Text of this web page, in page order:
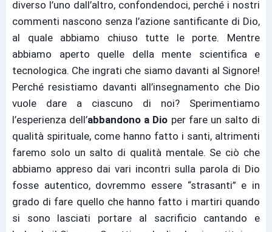
diverso l’uno dall’altro, confondendoci, perché i nostri
commenti nascono senza l’azione santificante di Dio,
al quale abbiamo chiuso tutte le porte. Mentre
abbiamo aperto quelle della mente scientifica e
tecnologica. Che ingrati che siamo davanti al Signore!
Perché resistiamo davanti all’insegnamento che Dio
vuole dare a ciascuno di noi? Sperimentiamo
l’esperienza dell’abbandono a Dio per fare un salto di
qualità spirituale, come hanno fatto i santi, altrimenti
faremo solo un salto di qualità mentale. Se ciò che
abbiamo appreso dai vari incontri sulla parola di Dio
fosse autentico, dovremmo essere “strasanti” e in
grado di fare quello che hanno fatto i martiri quando
si sono lasciati portare al sacrificio cantando e